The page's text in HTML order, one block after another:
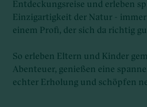
Entdeckungsreise und erleben
Einzigartigkeit der Natur -
einem Profi, der sich da richtig
So erleben Eltern und Kinder
Abenteuer, genießen eine
echter Erholung und schöpfen